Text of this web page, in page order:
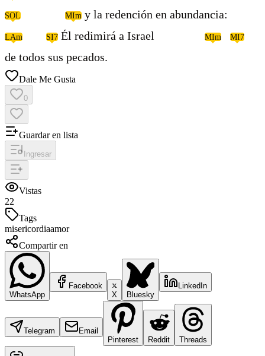
SOL MIm y la redención en abundancia:
LAm SI7 Él redimirá a Israel MIm MI7
de todos sus pecados.
Dale Me Gusta
0
Guardar en lista
Ingresar
Vistas
22
Tags
misericordiaamor
Compartir en
WhatsApp
Facebook
X
Bluesky
LinkedIn
Telegram
Email
Pinterest
Reddit Threads